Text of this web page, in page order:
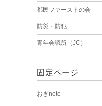
都民ファーストの会
防災・防犯
青年会議所（JC）
固定ページ
おぎnote